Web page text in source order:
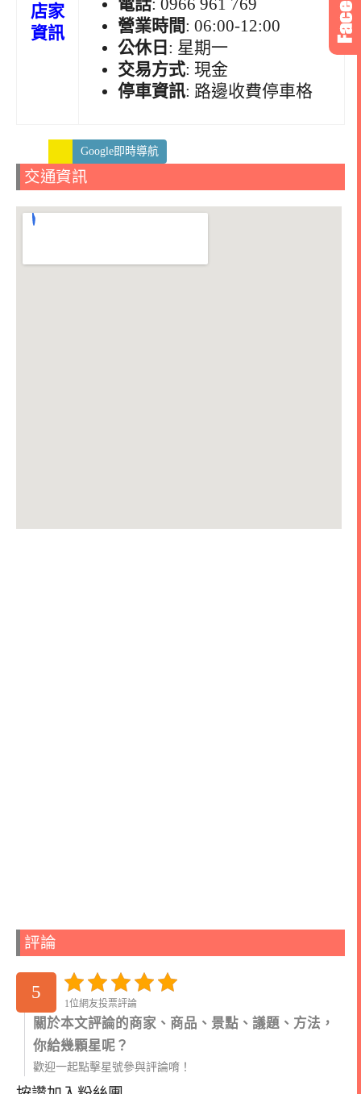
店家
資訊
營業時間: 06:00-12:00
公休日 : 星期一
交易方式: 現金
停車資訊: 路邊收費停車格
Google即時導航
交通資訊
評論
5
1位網友投票評論
關於本文評論的商家、商品、景點、議題、方法，
你給幾顆星呢？
歡迎一起點擊星號參與評論唷！